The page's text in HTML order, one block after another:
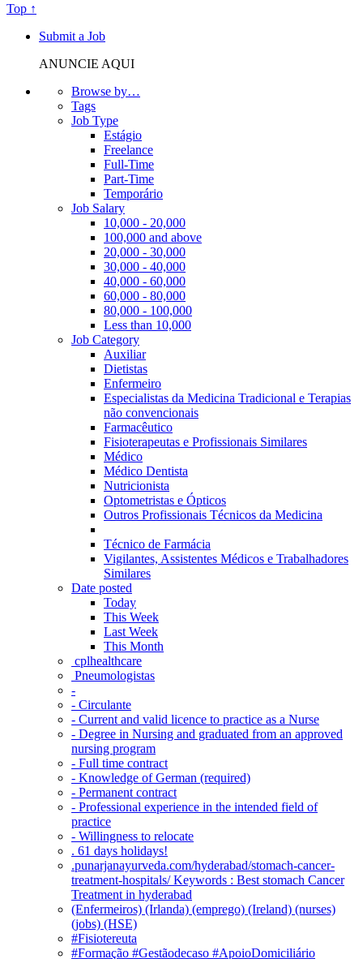
Top ↑
Submit a Job
ANUNCIE AQUI
Browse by…
Tags
Job Type
Estágio
Freelance
Full-Time
Part-Time
Temporário
Job Salary
10,000 - 20,000
100,000 and above
20,000 - 30,000
30,000 - 40,000
40,000 - 60,000
60,000 - 80,000
80,000 - 100,000
Less than 10,000
Job Category
Auxiliar
Dietistas
Enfermeiro
Especialistas da Medicina Tradicional e Terapias
não convencionais
Farmacêutico
Fisioterapeutas e Profissionais Similares
Médico
Médico Dentista
Nutricionista
Optometristas e Ópticos
Outros Profissionais Técnicos da Medicina
Técnico de Farmácia
Vigilantes, Assistentes Médicos e Trabalhadores
Similares
Date posted
Today
This Week
Last Week
This Month
‎ cplhealthcare‬
Pneumologistas
-
- Circulante
- Current and valid licence to practice as a Nurse
- Degree in Nursing and graduated from an approved
nursing program
- Full time contract
- Knowledge of German (required)
- Permanent contract
- Professional experience in the intended field of
practice
- Willingness to relocate
. 61 days holidays!
.punarjanayurveda.com/hyderabad/stomach-cancer-
treatment-hospitals/ Keywords : Best stomach Cancer
Treatment in hyderabad
(Enfermeiros) (Irlanda) (emprego) (Ireland) (nurses)
(jobs) (HSE)
#Fisiotereuta
#Formação #Gestãodecaso #ApoioDomiciliário